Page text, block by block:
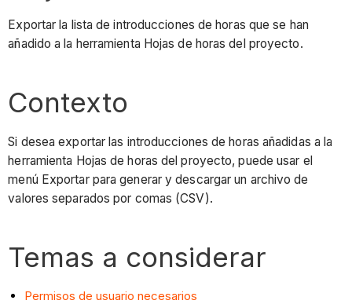
Exportar la lista de introducciones de horas que se han
añadido a la herramienta Hojas de horas del proyecto.
Contexto
Si desea exportar las introducciones de horas añadidas a la
herramienta Hojas de horas del proyecto, puede usar el
menú Exportar para generar y descargar un archivo de
valores separados por comas (CSV).
Temas a considerar
Permisos de usuario necesarios